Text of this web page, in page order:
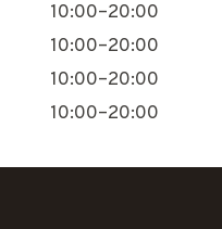
10:00–20:00
10:00–20:00
10:00–20:00
10:00–20:00